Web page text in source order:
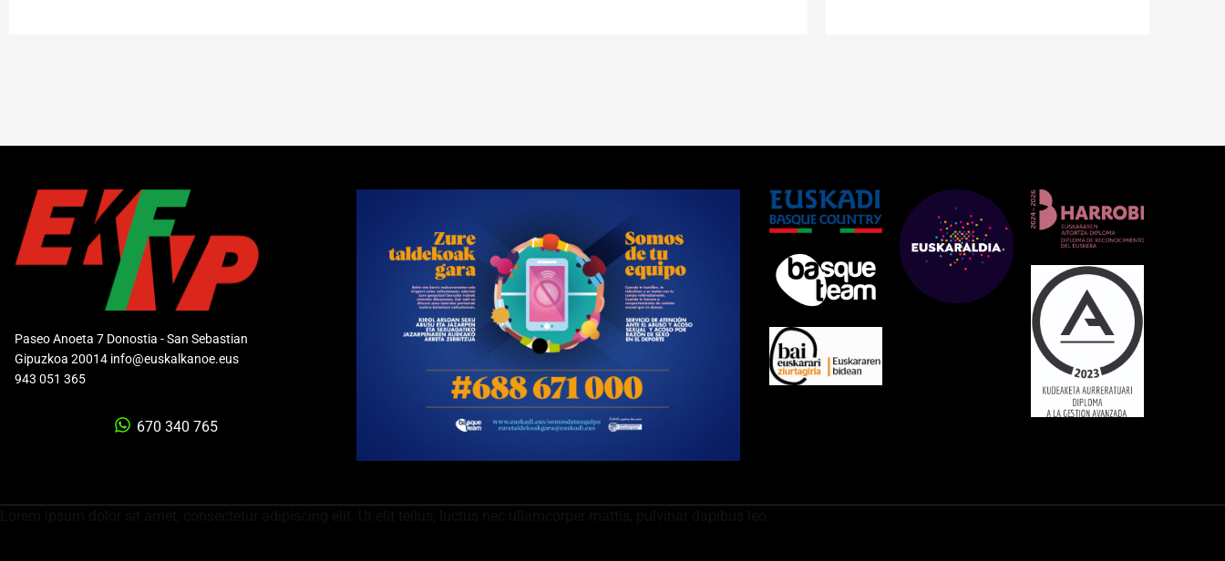
Paseo Anoeta 7 Donostia - San Sebastian
Gipuzkoa 20014 info@euskalkanoe.eus
943 051 365
670 340 765